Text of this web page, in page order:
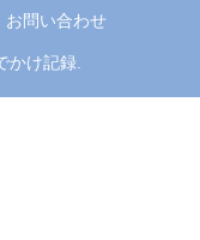
お問い合わせ
かけ記録.